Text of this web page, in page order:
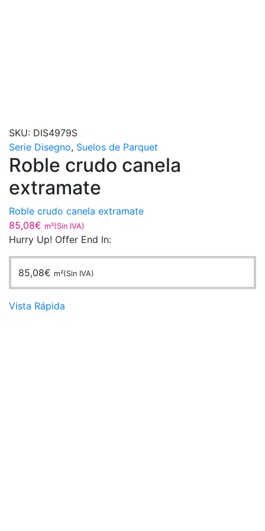
SKU: DIS4979S
Serie Disegno, Suelos de Parquet
Roble crudo canela
extramate
Roble crudo canela extramate
85,08€ m²(Sin IVA)
Hurry Up! Offer End In:
85,08€ m²(Sin IVA)
Vista Rápida